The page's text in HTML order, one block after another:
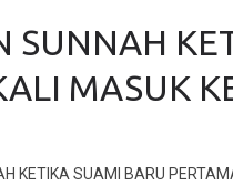
SUNNAH
MASUK
KETIKA SUAMI BARU